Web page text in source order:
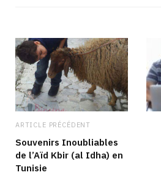
ARTICLE PRÉCÉDENT
Souvenirs Inoubliables
de l’Aïd Kbir (al Idha) en
Tunisie